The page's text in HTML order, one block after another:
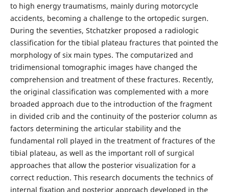
to high energy traumatisms, mainly during motorcycle
accidents, becoming a challenge to the ortopedic surgen.
During the seventies, Stchatzker proposed a radiologic
classification for the tibial plateau fractures that pointed the
morphology of six main types. The computarized and
tridimensional tomographic images have changed the
comprehension and treatment of these fractures. Recently,
the original classification was complemented with a more
broaded approach due to the introduction of the fragment
in divided crib and the continuity of the posterior column as
factors determining the articular stability and the
fundamental roll played in the treatment of fractures of the
tibial plateau, as well as the important roll of surgical
approaches that allow the posterior visualization for a
correct reduction. This research documents the technics of
internal fixation and posterior approach developed in the